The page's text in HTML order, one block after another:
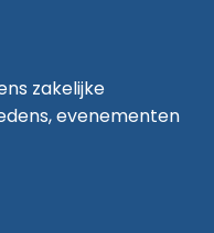
zakelijke
evenementen